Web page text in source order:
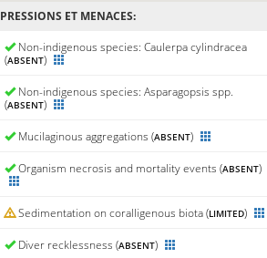
PRESSIONS ET MENACES:
Non-indigenous species: Caulerpa cylindracea
(ABSENT)
Non-indigenous species: Asparagopsis spp.
(ABSENT)
Mucilaginous aggregations (ABSENT)
Organism necrosis and mortality events (ABSENT)
Sedimentation on coralligenous biota (LIMITED)
Diver recklessness (ABSENT)